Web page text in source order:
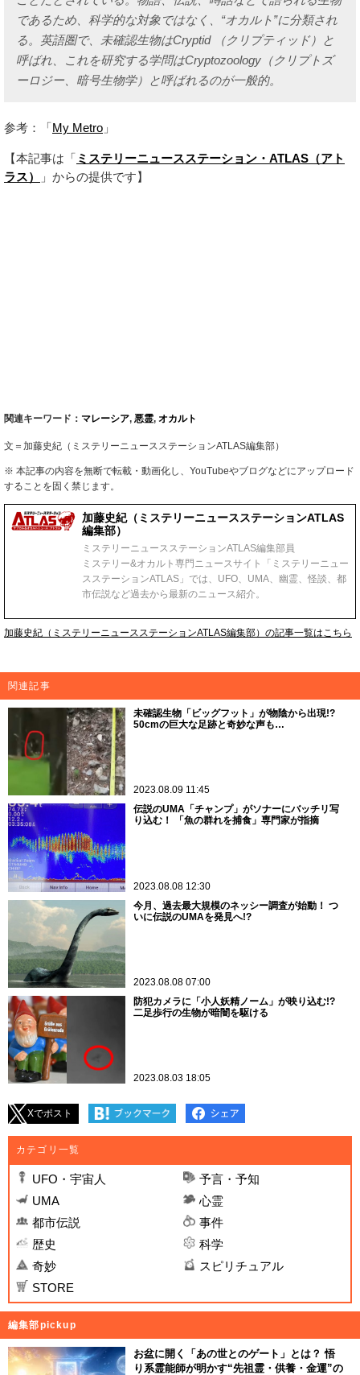
であるため、科学的な対象ではなく、“オカルト”に分類され
る。英語圏で、未確認生物はCryptid （クリプティッド）と
呼ばれ、これを研究する学問はCryptozoology（クリプトズ
ーロジー、暗号生物学）と呼ばれるのが一般的。
参考：「My Metro 」
【本記事は「 ミステリーニュースステーション・ATLAS（アト
ラス）
」からの提供です】
関連キーワード： マレーシア, 悪霊, オカルト
文＝加藤史紀（ミステリーニュースステーションATLAS編集部）
※ 本記事の内容を無断で転載・動画化し、YouTubeやブログなどにアップロード
することを固く禁じます。
加藤史紀（ミステリーニュースステーションATLAS
編集部）
ミステリーニュースステーションATLAS編集部員
ミステリー&オカルト専門ニュースサイト「ミステリーニュー
スステーションATLAS」では、UFO、UMA、幽霊、怪談、都
市伝説など過去から最新のニュース紹介。
加藤史紀（ミステリーニュースステーションATLAS編集部）の記事一覧はこちら
関連記事
未確認生物「ビッグフット」が物陰から出現!?
50cmの巨大な足跡と奇妙な声も…
2023.08.09 11:45
伝説のUMA「チャンプ」がソナーにバッチリ写
り込む！ 「魚の群れを捕食」専門家が指摘
2023.08.08 12:30
今月、過去最大規模のネッシー調査が始動！ つ
いに伝説のUMAを発見へ!?
2023.08.08 07:00
防犯カメラに「小人妖精ノーム」が映り込む!?
二足歩行の生物が暗闇を駆ける
2023.08.03 18:05
Xでポスト
カテゴリ一覧
UFO・宇宙人
予言・予知
UMA
心霊
都市伝説
事件
歴史
科学
奇妙
スピリチュアル
STORE
編集部pickup
お盆に開く「あの世とのゲート」とは？ 悟
り系霊能師が明かす“先祖霊・供養・金運”の